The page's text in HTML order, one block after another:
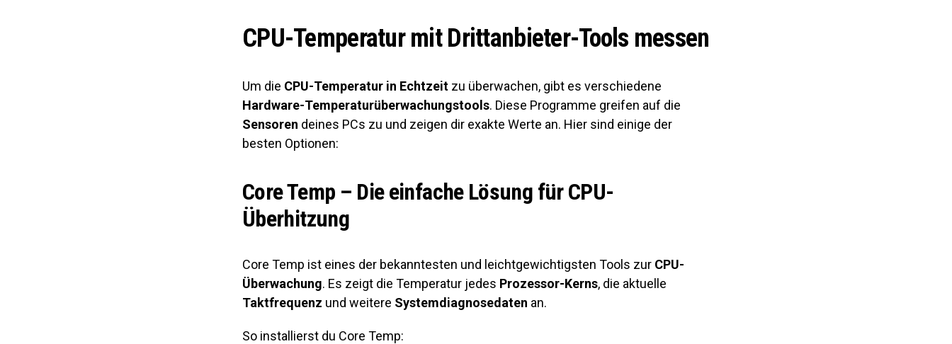
CPU-Temperatur mit Drittanbieter-Tools messen
Um die CPU-Temperatur in Echtzeit zu überwachen, gibt es verschiedene
Hardware-Temperaturüberwachungstools. Diese Programme greifen auf die
Sensoren deines PCs zu und zeigen dir exakte Werte an. Hier sind einige der
besten Optionen:
Core Temp – Die einfache Lösung für CPU-
Überhitzung
Core Temp ist eines der bekanntesten und leichtgewichtigsten Tools zur CPU-
Überwachung. Es zeigt die Temperatur jedes Prozessor-Kerns, die aktuelle
Taktfrequenz und weitere Systemdiagnosedaten an.
So installierst du Core Temp: